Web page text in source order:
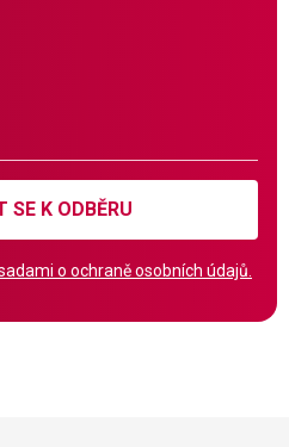
SE K ODBĚRU
o ochraně osobních údajů.